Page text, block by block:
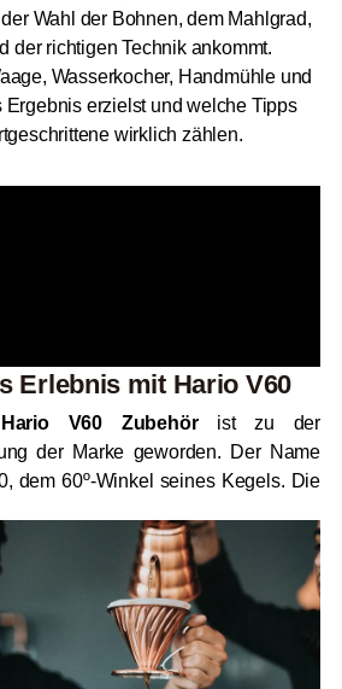
Wahl der Bohnen, dem Mahlgrad,
der richtigen Technik ankommt.
Wasserkocher, Handmühle und
Ergebnis erzielst und welche Tipps
wirklich zählen.
Erlebnis mit Hario V60
Hario V60 Zubehörist zu der
der Marke geworden. Der Name
dem 60º-Winkel seines Kegels. Die